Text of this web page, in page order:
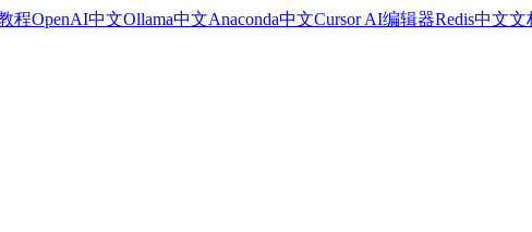
程OpenAI中文Ollama中文Anaconda中文Cursor AI编辑器Redis中文文